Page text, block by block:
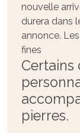
nouvelle
durera dans
annonce.
fines
Certains
pierres.